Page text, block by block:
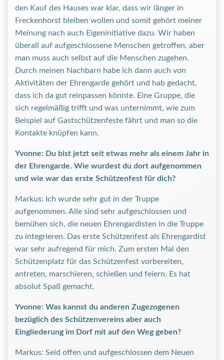
den Kauf des Hauses war klar, dass wir länger in
Freckenhorst bleiben wollen und somit gehört meiner
Meinung nach auch Eigeninitiative dazu. Wir haben
überall auf aufgeschlossene Menschen getroffen, aber
man muss auch selbst auf die Menschen zugehen.
Durch meinen Nachbarn habe ich dann auch von
Aktivitäten der Ehrengarde gehört und hab gedacht,
dass ich da gut reinpassen könnte. Eine Gruppe, die
sich regelmäßig trifft und was unternimmt, wie zum
Beispiel auf Gastschützenfeste fährt und man so die
Kontakte knüpfen kann.
Yvonne: Du bist jetzt seit etwas mehr als einem Jahr in
der Ehrengarde. Wie wurdest du dort aufgenommen
und wie war das erste Schützenfest für dich?
Markus: Ich wurde sehr gut in der Truppe
aufgenommen. Alle sind sehr aufgeschlossen und
bemühen sich, die neuen Ehrengardisten in die Truppe
zu integrieren. Das erste Schützenfest als Ehrengardist
war sehr aufregend für mich. Zum ersten Mal den
Schützenplatz für das Schützenfest vorbereiten,
antreten, marschieren, schießen und feiern. Es hat
absolut Spaß gemacht.
Yvonne: Was kannst du anderen Zugezogenen
bezüglich des Schützenvereins aber auch
Eingliederung im Dorf mit auf den Weg geben?
Markus: Seid offen und aufgeschlossen dem Neuen